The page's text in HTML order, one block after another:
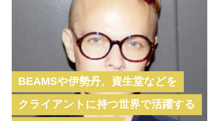
BEAMSや伊勢丹、資生堂などを
クライアントに持つ世界で活躍する